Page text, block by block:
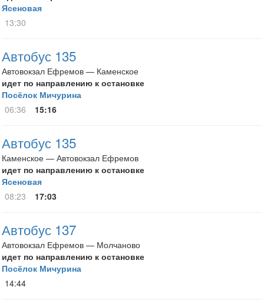
Ясеновая
13:30
Автобус 135
Автовокзал Ефремов — Каменское
идет по направлению к остановке
Посёлок Мичурина
06:36
15:16
Автобус 135
Каменское — Автовокзал Ефремов
идет по направлению к остановке
Ясеновая
08:23
17:03
Автобус 137
Автовокзал Ефремов — Молчаново
идет по направлению к остановке
Посёлок Мичурина
14:44